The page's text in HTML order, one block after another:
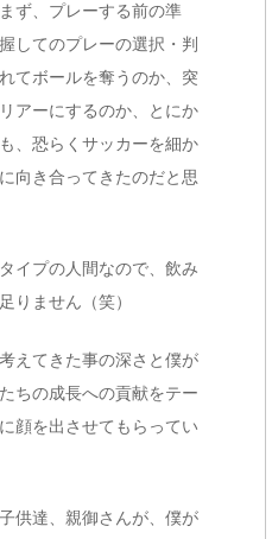
ず、プレーする前の準
してのプレーの選択・判
てボールを奪うのか、突
アーにするのか、とにか
、恐らくサッカーを細か
向き合ってきたのだと思
イプの人間なので、飲み
りません（笑）
えてきた事の深さと僕が
ちの成長への貢献をテー
顔を出させてもらってい
供達、親御さんが、僕が